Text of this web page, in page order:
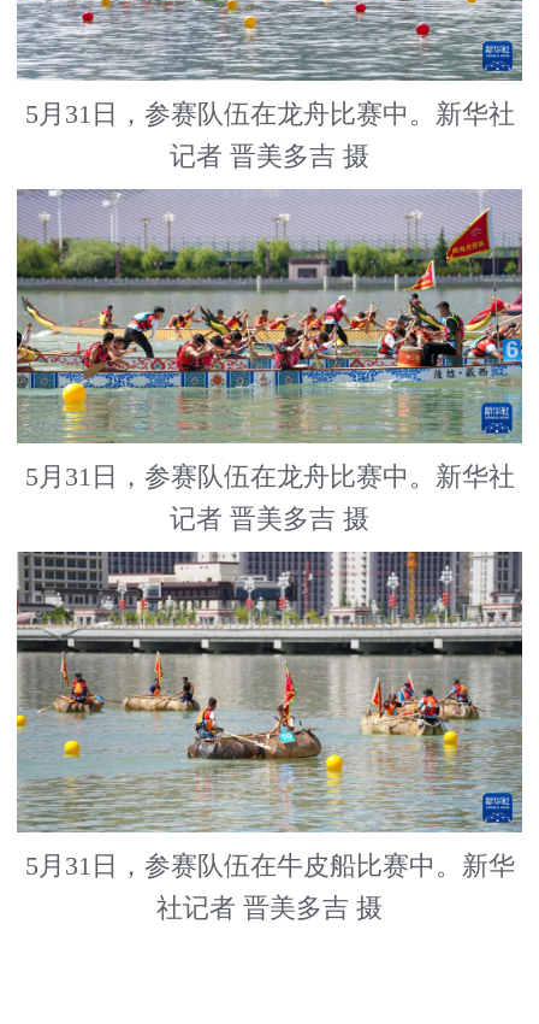
5月31日，参赛队伍在龙舟比赛中。新华社
记者 晋美多吉 摄
5月31日，参赛队伍在龙舟比赛中。新华社
记者 晋美多吉 摄
5月31日，参赛队伍在牛皮船比赛中。新华
社记者 晋美多吉 摄